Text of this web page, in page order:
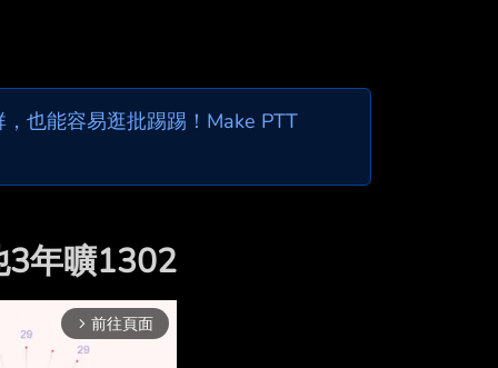
也能容易逛批踢踢！Make PTT
3年曠1302
arrow_forward_ios 前往頁面